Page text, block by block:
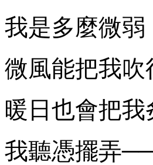
我是多麼微
微風能把我
暖日也會把我
我聽憑擺弄